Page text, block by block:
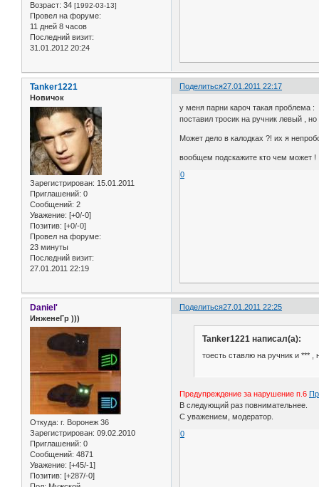
Возраст: 34 [1992-03-13]
Провел на форуме:
11 дней 8 часов
Последний визит:
31.01.2012 20:24
Поделиться27.01.2011 22:17
Tanker1221
Новичок
Зарегистрирован: 15.01.2011
Приглашений: 0
Сообщений: 2
Уважение: [+0/-0]
Позитив: [+0/-0]
Провел на форуме:
23 минуты
Последний визит:
27.01.2011 22:19
у меня парни кароч такая проблема :
поставил тросик на ручник левый ,
Может дело в калодках ?! их я
вообщем подскажите кто чем может !
0
Поделиться27.01.2011 22:25
Daniel'
ИнженеГр )))
Откуда: г. Воронеж 36
Зарегистрирован: 09.02.2010
Приглашений: 0
Сообщений: 4871
Уважение: [+45/-1]
Позитив: [+287/-0]
Tanker1221 написал(а):
тоесть ставлю на ручник и *** ,
Предупреждение за нарушение п.6
В следующий раз повнимательнее.
С уважением, модератор.
0